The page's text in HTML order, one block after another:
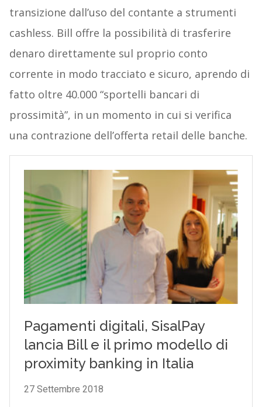
transizione dall’uso del contante a strumenti
cashless. Bill offre la possibilità di trasferire
denaro direttamente sul proprio conto
corrente in modo tracciato e sicuro, aprendo di
fatto oltre 40.000 “sportelli bancari di
prossimità”, in un momento in cui si verifica
una contrazione dell’offerta retail delle banche.